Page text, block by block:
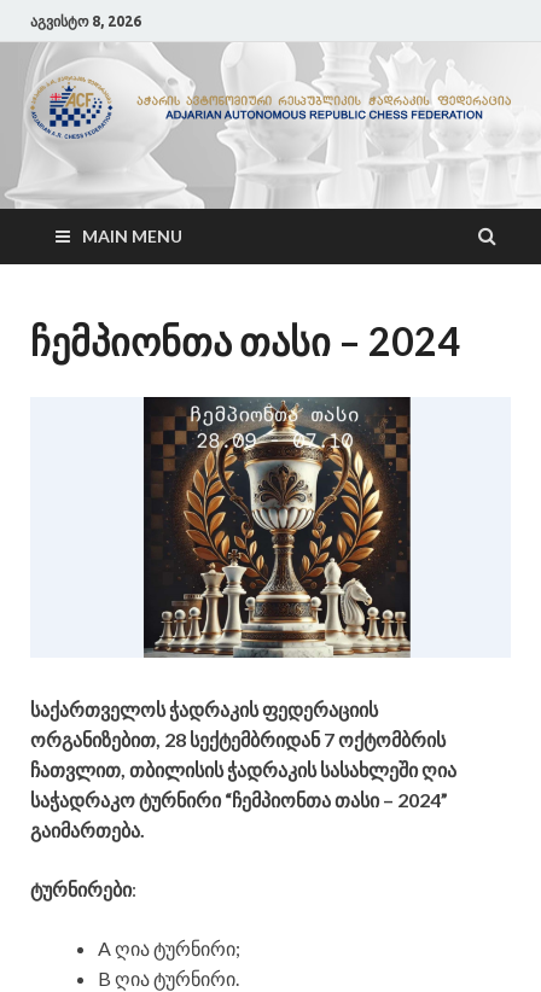
აგვისტო 8, 2026
ACF
აჭარის ჭადრაკის ფედერაცია
MAIN MENU
ჩემპიონთა თასი – 2024
საქართველოს ჭადრაკის ფედერაციის
ორგანიზებით, 28 სექტემბრიდან 7 ოქტომბრის
ჩათვლით, თბილისის ჭადრაკის სასახლეში ღია
საჭადრაკო ტურნირი “ჩემპიონთა თასი – 2024”
გაიმართება.
ტურნირები:
A ღია ტურნირი;
B ღია ტურნირი.